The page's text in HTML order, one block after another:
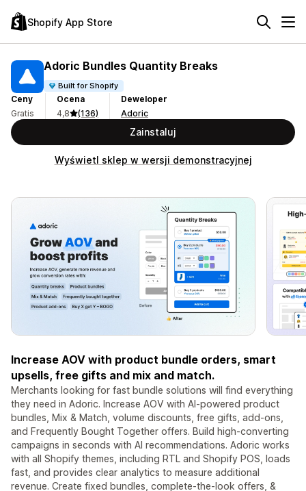
Shopify App Store
Adoric Bundles Quantity Breaks
Built for Shopify
Ceny
Gratis
Ocena
4,8
(136)
Deweloper
Adoric
Zainstaluj
Wyświetl sklep w wersji demonstracyjnej
Increase AOV with product bundle orders, smart
upsells, free gifts and mix and match.
Merchants looking for fast bundle solutions will find everything
they need in Adoric. Increase AOV with AI-powered product
bundles, Mix & Match, volume discounts, free gifts, add-ons,
and Frequently Bought Together offers. Build high-converting
campaigns in seconds with AI recommendations. Adoric works
with all Shopify themes, including RTL and Shopify POS, loads
fast, and provides clear analytics to measure additional
revenue. Create fixed bundles, complete-the-look offers, &